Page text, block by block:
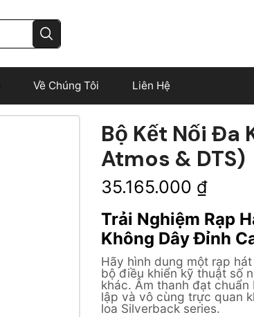
Về Chúng Tôi Liên Hệ
Bộ Kết Nối Đa
Atmos & DTS)
35.165.000 ₫
Trải Nghiệm Rạp
Không Dây Đỉnh
Hãy hình dung một rạp
bộ điều khiển kỹ thuật số
khác. Âm thanh đạt
lập và vô cùng trực quan
loa Silverback series.